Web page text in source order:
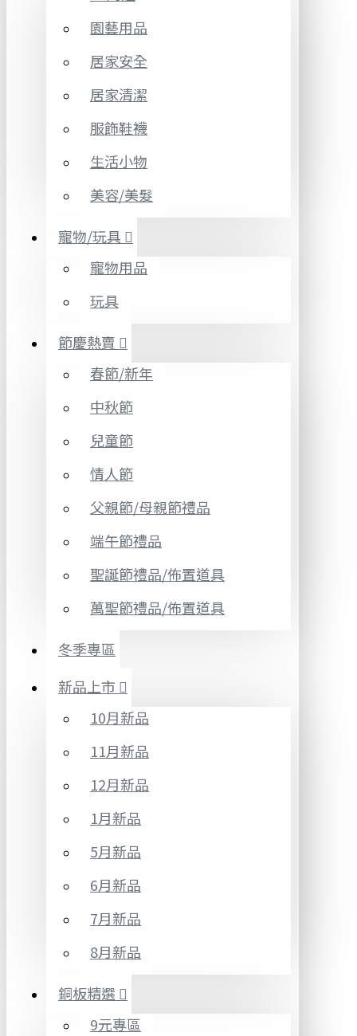
園藝用品
居家安全
居家清潔
服飾鞋襪
生活小物
美容/美髮
寵物/玩具
寵物用品
玩具
節慶熱賣
春節/新年
中秋節
兒童節
情人節
父親節/母親節禮品
端午節禮品
聖誕節禮品/佈置道具
萬聖節禮品/佈置道具
冬季專區
新品上市
10月新品
11月新品
12月新品
1月新品
5月新品
6月新品
7月新品
8月新品
銅板精選
9元專區